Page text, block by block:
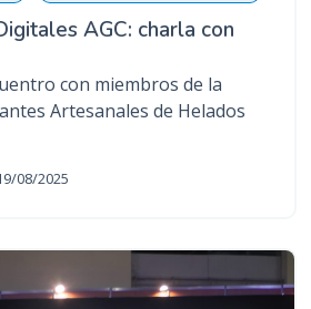
AGC: charla con
con miembros de la
Artesanales de Helados
08/2025